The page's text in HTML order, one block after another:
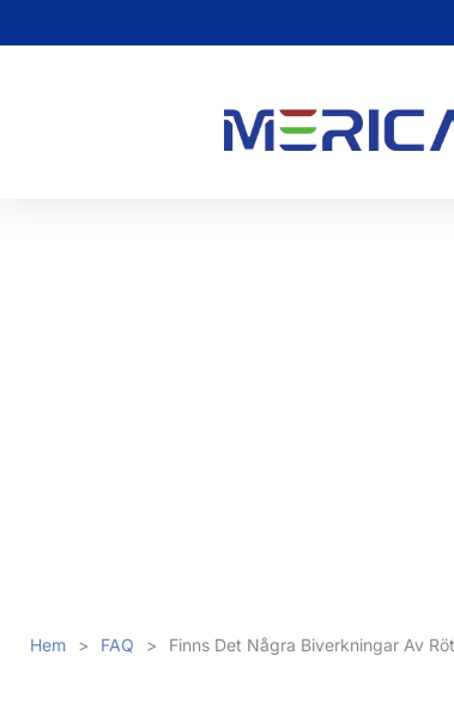
Finns Det Några
Hem > FAQ > Finns Det Några Biverkningar Av